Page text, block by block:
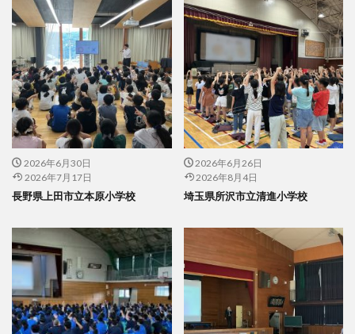
2026年6月30日
2026年7月17日
長野県上田市立本原小学校
2026年6月26日
2026年8月4日
埼玉県所沢市立清進小学校